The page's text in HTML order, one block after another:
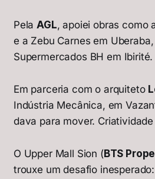
PelaAGL, apoiei obras como
e a Zebu Carnes em
Supermercados BH em Ibirité.
Em parceria com o arquiteto
Indústria Mecânica, em
dava para mover.
O Upper Mall Sion (BTS
trouxe um desafio